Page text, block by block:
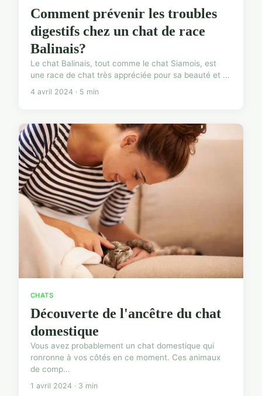
Comment prévenir les troubles
digestifs chez un chat de race
Balinais?
Le chat Balinais, tout comme le chat Siamois, est
une race de chat très appréciée pour sa beauté et ...
4 avril 2024 · 5 min
CHATS
Découverte de l'ancêtre du chat
domestique
Vous avez probablement un chat domestique qui
ronronne à vos côtés en ce moment. Ces animaux
de comp...
1 avril 2024 · 3 min